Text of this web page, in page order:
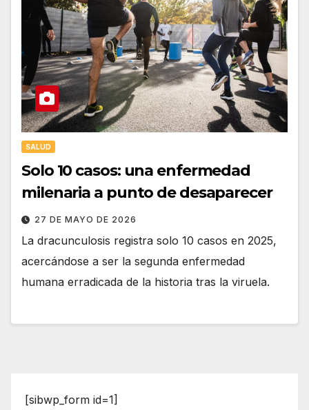
SALUD
Solo 10 casos: una enfermedad
milenaria a punto de desaparecer
27 DE MAYO DE 2026
La dracunculosis registra solo 10 casos en 2025,
acercándose a ser la segunda enfermedad
humana erradicada de la historia tras la viruela.
[sibwp_form id=1]